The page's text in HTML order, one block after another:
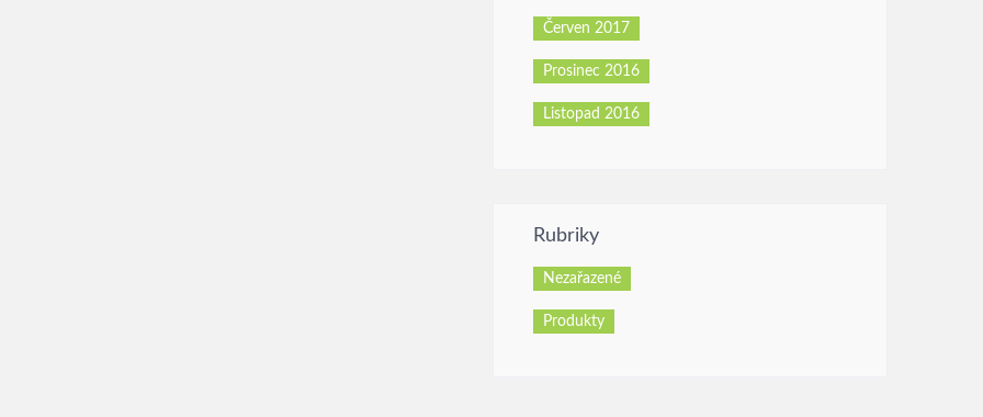
Červen 2017
Prosinec 2016
Listopad 2016
Rubriky
Nezařazené
Produkty